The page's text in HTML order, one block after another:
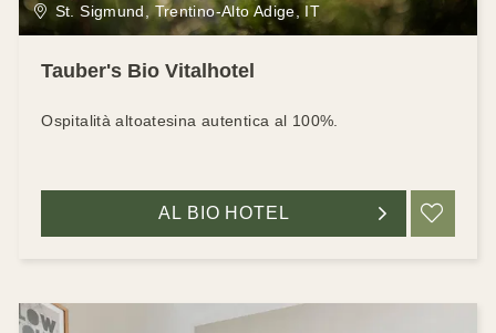
St. Sigmund, Trentino-Alto Adige, IT
Tauber's Bio Vitalhotel
Ospitalità altoatesina autentica al 100%.
AL BIO HOTEL